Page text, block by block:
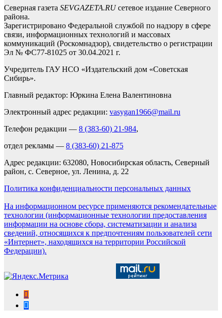
Северная газета SEVGAZETA.RUсетевое издание Северного
района.
Зарегистрировано Федеральной службой по надзору в сфере
связи, информационных технологий и массовых
коммуникаций (Роскомнадзор), свидетельство о регистрации
Эл № ФС77-81025 от 30.04.2021 г.
Учредитель ГАУ НСО «Издательский дом «Советская
Сибирь».
Главный редактор: Юркина Елена Валентиновна
Электронный адрес редакции: vasygan1966@mail.ru
Телефон редакции — 8 (383-60) 21-984,
отдел рекламы — 8 (383-60) 21-875
Адрес редакции: 632080, Новосибирская область, Северный
район, с. Северное, ул. Ленина, д. 22
Политика конфиденциальности персональных данных
На информационном ресурсе применяются рекомендательные
технологии (информационные технологии предоставления
информации на основе сбора, систематизации и анализа
сведений, относящихся к предпочтениям пользователей сети
«Интернет», находящихся на территории Российской
Федерации).